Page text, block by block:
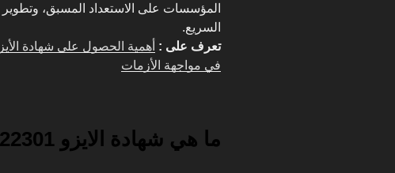
المؤسسات على الاستعداد المسبق، وتطوير
السريع.
تعرف على :
في مواجهة الأزمات
ما هي شهادة الايزو 22301؟